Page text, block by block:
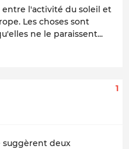
l'activité du soleil et
Les choses sont
ne le paraissent...
1
suggèrent deux